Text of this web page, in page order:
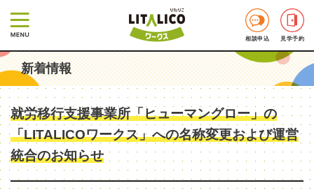
相談申込 見学予約
新着情報
就労移行支援事業所「ヒューマングロー」の
「LITALICOワークス」への名称変更および運営
統合のお知らせ